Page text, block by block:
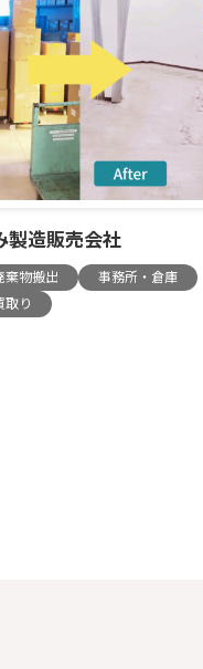
造販売会社
棄物搬出
事務所・倉庫
取り